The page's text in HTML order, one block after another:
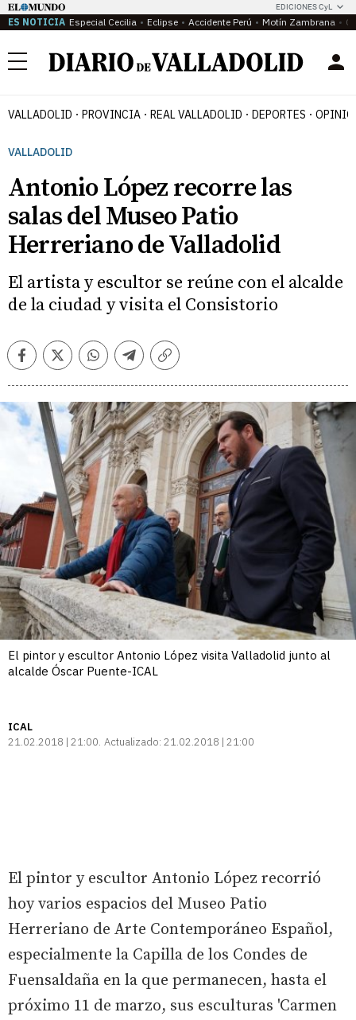
EDICIONES CyL
ES NOTICIA Especial Cecilia Eclipse Accidente Perú Motín Zambrana
Menú
VALLADOLID PROVINCIA REAL VALLADOLID DEPORTES
VALLADOLID
Antonio López recorre las
salas del Museo Patio
Herreriano de Valladolid
El artista y escultor se reúne con el alcalde
de la ciudad y visita el Consistorio
FacebookTwitterWhatsappTelegramCopiar
El pintor y escultor Antonio López visita Valladolid junto al
alcalde Óscar Puente-ICAL
ICAL
21.02.2018 | 21:00 Actualizado: 21.02.2018 | 21:00
El pintor y escultor Antonio López recorrió
hoy varios espacios del Museo Patio
Herreriano de Arte Contemporáneo Español,
especialmente la Capilla de los Condes de
Fuensaldaña en la que permanecen, hasta el
próximo 11 de marzo, sus esculturas 'Carmen